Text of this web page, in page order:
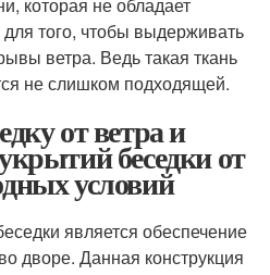
того, чтобы выдерживать
ветра. Ведь такая ткань
не слишком подходящей.
от ветра и
беседки от
условий
является обеспечение
дворе. Данная конструкция